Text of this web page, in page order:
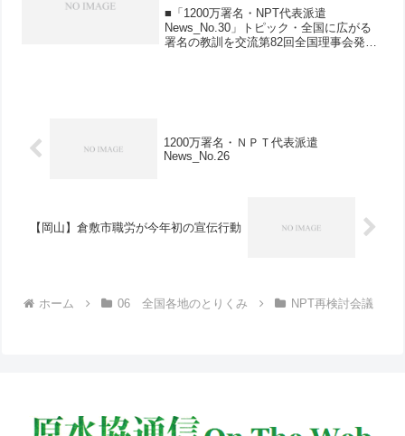
■「1200万署名・NPT代表派遣
News_No.30」トピック・全国に広がる
署名の教訓を交流第82回全国理事会発言
1200万署名・ＮＰＴ代表派遣
News_No.26
【岡山】倉敷市職労が今年初の宣伝行動
ホーム 06 全国各地のとりくみ NPT再検討会議